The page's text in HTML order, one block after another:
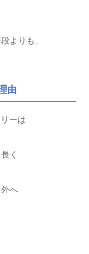
よりも、
由
ーは
く
へ